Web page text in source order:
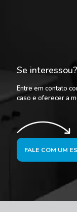
Se interessou?
Entre em contato
caso e oferecer a
FALE COM UM